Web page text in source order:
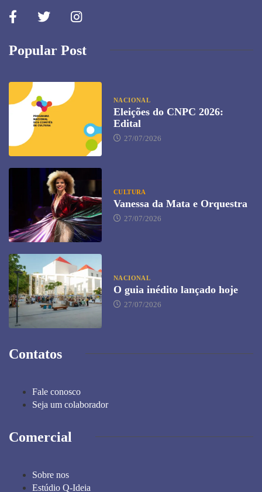
Popular Post
NACIONAL
Eleições do CNPC 2026:
Edital
27/07/2026
CULTURA
Vanessa da Mata e Orquestra
27/07/2026
NACIONAL
O guia inédito lançado hoje
27/07/2026
Contatos
Fale conosco
Seja um colaborador
Comercial
Sobre nos
Estúdio Q-Ideia